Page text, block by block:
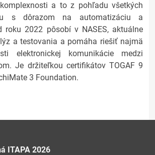
a to z pohľadu všetkých
s dôrazom na automatizáciu a
roku 2022 pôsobí v NASES, aktuálne
a testovania a pomáha riešiť najmä
elektronickej komunikácie medzi
Je držiteľkou certifikátov TOGAF 9
3 Foundation.
ITAPA 2026